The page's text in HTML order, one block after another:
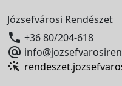
Józsefvárosi Rendészet
 +36 80/204-618
